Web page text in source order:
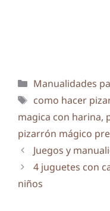
Categorías
Manualidades
Etiquetas
como hacer
magica con harina,
pizarrón mágico
Juegos y
4 juguetes con
niños